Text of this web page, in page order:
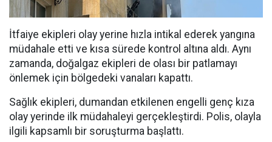
İtfaiye ekipleri olay yerine hızla intikal ederek yangına
müdahale etti ve kısa sürede kontrol altına aldı. Aynı
zamanda, doğalgaz ekipleri de olası bir patlamayı
önlemek için bölgedeki vanaları kapattı.
Sağlık ekipleri, dumandan etkilenen engelli genç kıza
olay yerinde ilk müdahaleyi gerçekleştirdi. Polis, olayla
ilgili kapsamlı bir soruşturma başlattı.